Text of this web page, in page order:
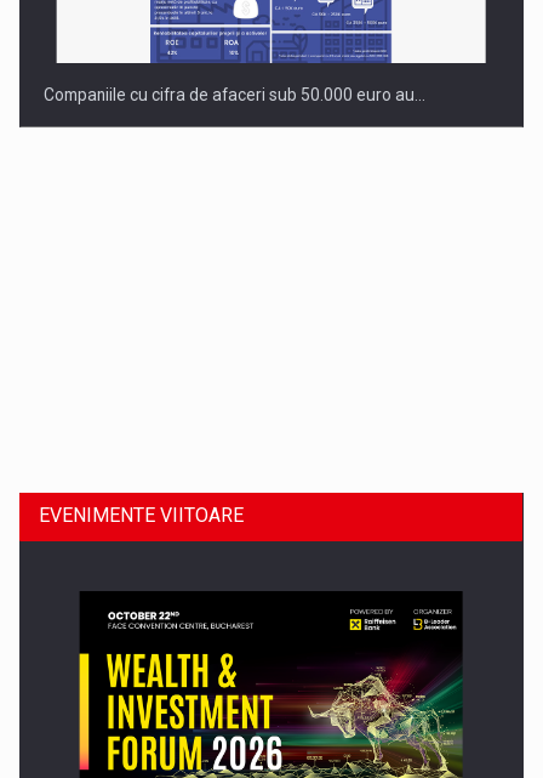
Companiile cu cifra de afaceri sub 50.000 euro au…
Comunicat de presa: Joburile part-time reincep sa intre pe…
EVENIMENTE VIITOARE